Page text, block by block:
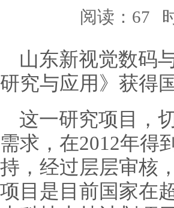
阅读：67
山东新视觉数码
研究与应用》获得
这一研究项目，
需求，在2012年得
持，经过层层审核
项目是目前国家在